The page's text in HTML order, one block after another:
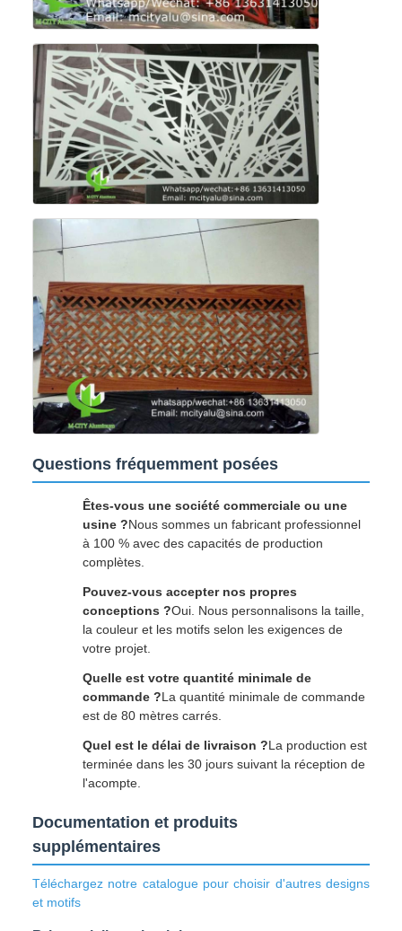
Questions fréquemment posées
Êtes-vous une société commerciale ou une
usine ?Nous sommes un fabricant professionnel
à 100 % avec des capacités de production
complètes.
Pouvez-vous accepter nos propres
conceptions ?Oui. Nous personnalisons la taille,
la couleur et les motifs selon les exigences de
votre projet.
Quelle est votre quantité minimale de
commande ?La quantité minimale de commande
est de 80 mètres carrés.
Quel est le délai de livraison ?La production est
terminée dans les 30 jours suivant la réception de
l'acompte.
Documentation et produits
supplémentaires
Téléchargez notre catalogue pour choisir d'autres designs
et motifs